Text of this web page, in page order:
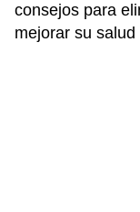
consejos para
mejorar su